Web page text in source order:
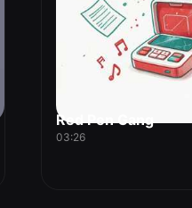
Red Pen Gang
03:26